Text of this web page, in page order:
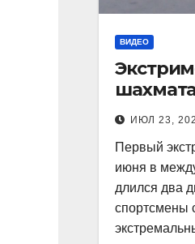
ВИДЕО
ИЮЛ 23,
Первый
июня в
длился два
спортсмены